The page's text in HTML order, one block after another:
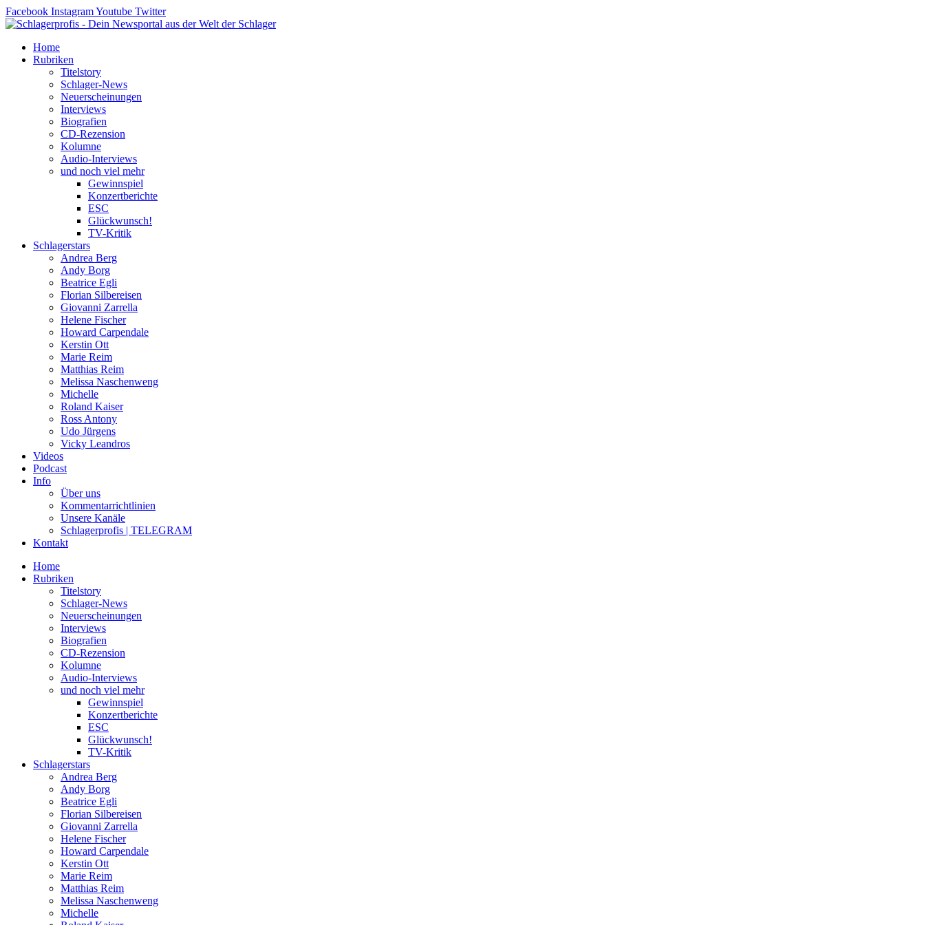
Zum
Inhalt
Facebook InstagramYoutube Twitter
Home
Rubriken
Titelstory
Schlager-News
Neuerscheinungen
Interviews
Biografien
CD-Rezension
Kolumne
Audio-Interviews
und noch viel mehr
Gewinnspiel
Konzertberichte
ESC
Glückwunsch!
TV-Kritik
Schlagerstars
Andrea Berg
Andy Borg
Beatrice Egli
Florian Silbereisen
Giovanni Zarrella
Helene Fischer
Howard Carpendale
Kerstin Ott
Marie Reim
Matthias Reim
Melissa Naschenweng
Michelle
Roland Kaiser
Ross Antony
Udo Jürgens
Vicky Leandros
Videos
Podcast
Info
Über uns
Kommentarrichtlinien
Unsere Kanäle
Schlagerprofis | TELEGRAM
Kontakt
Home
Rubriken
Titelstory
Schlager-News
Neuerscheinungen
Interviews
Biografien
CD-Rezension
Kolumne
Audio-Interviews
und noch viel mehr
Gewinnspiel
Konzertberichte
ESC
Glückwunsch!
TV-Kritik
Schlagerstars
Andrea Berg
Andy Borg
Beatrice Egli
Florian Silbereisen
Giovanni Zarrella
Helene Fischer
Howard Carpendale
Kerstin Ott
Marie Reim
Matthias Reim
Melissa Naschenweng
Michelle